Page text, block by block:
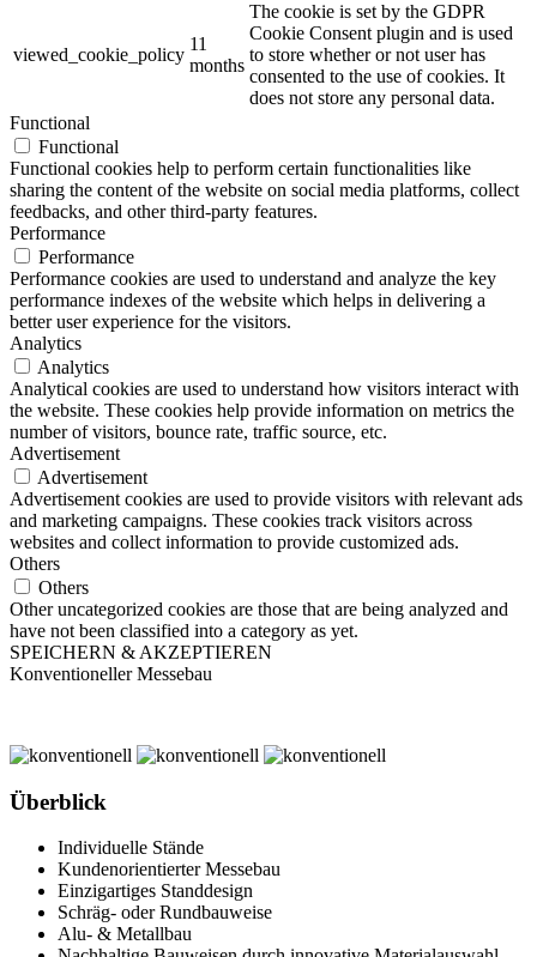
viewed_cookie_policy
11
months
The cookie is set by the GDPR
Cookie Consent plugin and is used
to store whether or not user has
consented to the use of cookies. It
does not store any personal data.
Functional
Functional
Functional cookies help to perform certain functionalities like
sharing the content of the website on social media platforms, collect
feedbacks, and other third-party features.
Performance
Performance
Performance cookies are used to understand and analyze the key
performance indexes of the website which helps in delivering a
better user experience for the visitors.
Analytics
Analytics
Analytical cookies are used to understand how visitors interact with
the website. These cookies help provide information on metrics the
number of visitors, bounce rate, traffic source, etc.
Advertisement
Advertisement
Advertisement cookies are used to provide visitors with relevant ads
and marketing campaigns. These cookies track visitors across
websites and collect information to provide customized ads.
Others
Others
Other uncategorized cookies are those that are being analyzed and
have not been classified into a category as yet.
SPEICHERN & AKZEPTIEREN
Konventioneller Messebau
Überblick
Individuelle Stände
Kundenorientierter Messebau
Einzigartiges Standdesign
Schräg- oder Rundbauweise
Alu- & Metallbau